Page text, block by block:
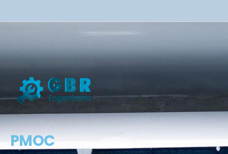
PMOC